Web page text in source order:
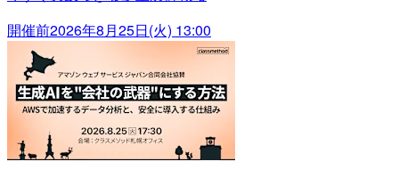
開催前2026年8月25日(火) 13:00